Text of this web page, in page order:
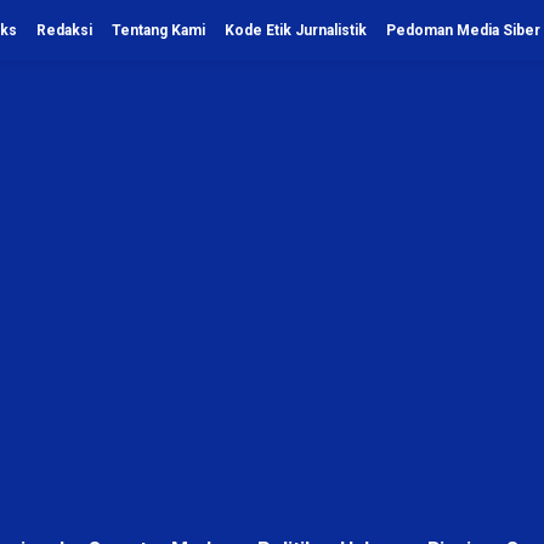
Redaksi Tentang Kami Kode Etik Jurnalistik Pedoman Media Siber